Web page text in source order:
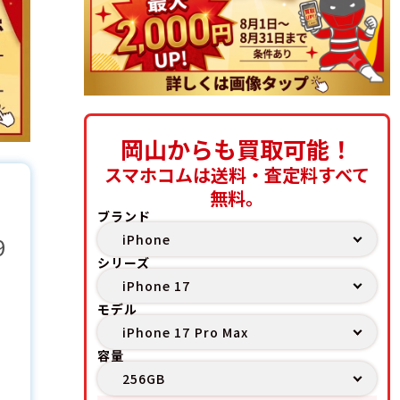
岡山からも買取可能！
スマホコムは送料・査定料すべて
無料。
ブランド
シリーズ
モデル
容量